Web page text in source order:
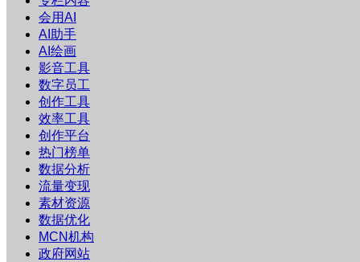
会用AI
AI助手
AI绘画
影音工具
数字员工
创作工具
效率工具
创作平台
热门榜单
数据分析
流量变现
素材资源
数据优化
MCN机构
政府网站